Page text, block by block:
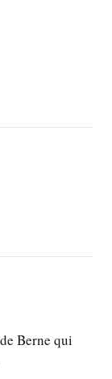
Berne qui